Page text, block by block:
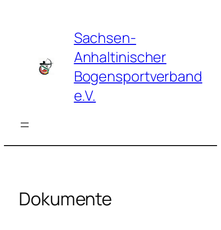
Sachsen-
Anhaltinischer
Bogensportverband
e.V.
Dokumente